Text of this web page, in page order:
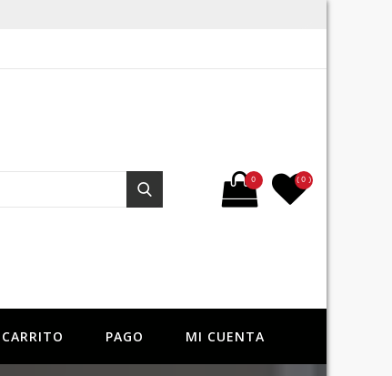
Buscar por:
Buscar
0 ( 0 )
CARRITO PAGO MI CUENTA